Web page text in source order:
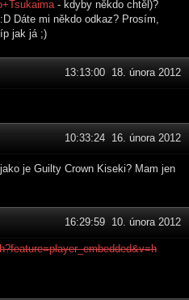
- kdyby někdo chtěl)?
Dáte mi někdo odkaz? Prosím,
jak já ;)
13:13:00 18. února 2012
10:33:24 16. února 2012
je Guilty Crown Kiseki? Mam jen
16:29:59 10. února 2012